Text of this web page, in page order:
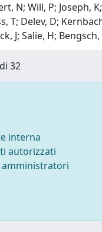
N; Will, P; Joseph,
T; Delev, D;
J; Salie, H;
32
interna
autorizzati